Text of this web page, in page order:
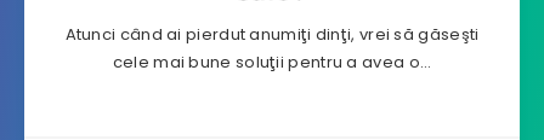
Atunci când ai pierdut anumiţi dinţi, vrei să găseşti
cele mai bune soluţii pentru a avea o…